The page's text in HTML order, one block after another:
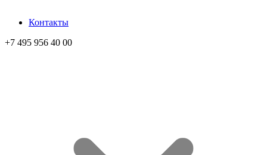
Контакты
+7 495 956 40 00